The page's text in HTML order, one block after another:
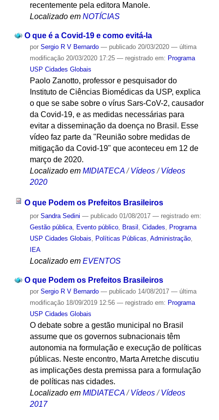
recentemente pela editora Manole.
Localizado em NOTÍCIAS
O que é a Covid-19 e como evitá-la
por Sergio R V Bernardo — publicado20/03/2020 — última
modificação20/03/2020 17:25 — registrado em: Programa
USP Cidades Globais
Paolo Zanotto, professor e pesquisador do
Instituto de Ciências Biomédicas da USP, explica
o que se sabe sobre o vírus Sars-CoV-2, causador
da Covid-19, e as medidas necessárias para
evitar a disseminação da doença no Brasil. Esse
vídeo faz parte da "Reunião sobre medidas de
mitigação da Covid-19" que aconteceu em 12 de
março de 2020.
Localizado em MIDIATECA /Vídeos /Vídeos
2020
O que Podem os Prefeitos Brasileiros
por Sandra Sedini — publicado01/08/2017 — registrado em:
Gestão pública, Evento público, Brasil , Cidades, Programa
USP Cidades Globais, Políticas Públicas, Administração,
IEA
Localizado em EVENTOS
O que Podem os Prefeitos Brasileiros
por Sergio R V Bernardo — publicado14/08/2017 — última
modificação18/09/2019 12:56 — registrado em: Programa
USP Cidades Globais
O debate sobre a gestão municipal no Brasil
assume que os governos subnacionais têm
autonomia na formulação e execução de políticas
públicas. Neste encontro, Marta Arretche discutiu
as implicações desta premissa para a formulação
de políticas nas cidades.
Localizado em MIDIATECA /Vídeos /Vídeos
2017